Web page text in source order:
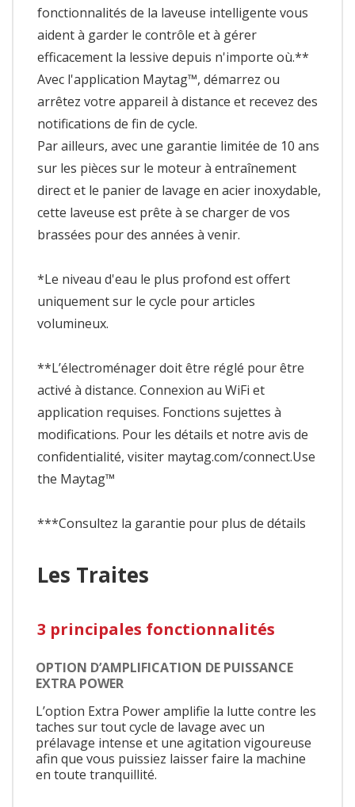
fonctionnalités de la laveuse intelligente vous
aident à garder le contrôle et à gérer
efficacement la lessive depuis n'importe où.**
Avec l'application Maytag™, démarrez ou
arrêtez votre appareil à distance et recevez des
notifications de fin de cycle.
Par ailleurs, avec une garantie limitée de 10 ans
sur les pièces sur le moteur à entraînement
direct et le panier de lavage en acier inoxydable,
cette laveuse est prête à se charger de vos
brassées pour des années à venir.
*Le niveau d'eau le plus profond est offert
uniquement sur le cycle pour articles
volumineux.
**L’électroménager doit être réglé pour être
activé à distance. Connexion au WiFi et
application requises. Fonctions sujettes à
modifications. Pour les détails et notre avis de
confidentialité, visiter maytag.com/connect.Use
the Maytag™
***Consultez la garantie pour plus de détails
Les Traites
3 principales fonctionnalités
OPTION D’AMPLIFICATION DE PUISSANCE
EXTRA POWER
L’option Extra Power amplifie la lutte contre les
taches sur tout cycle de lavage avec un
prélavage intense et une agitation vigoureuse
afin que vous puissiez laisser faire la machine
en toute tranquillité.